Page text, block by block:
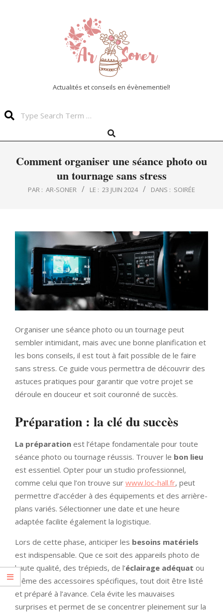
Actualités et conseils en évènementiel!
Navigation
Menu
Search
Comment organiser une séance photo ou
un tournage sans stress
PAR : AR-SONER LE : 23 JUIN 2024 DANS : SOIRÉE
Organiser une séance photo ou un tournage peut
sembler intimidant, mais avec une bonne planification et
les bons conseils, il est tout à fait possible de le faire
sans stress. Ce guide vous permettra de découvrir des
astuces pratiques pour garantir que votre projet se
déroule en douceur et soit couronné de succès.
Préparation : la clé du succès
La préparation est l’étape fondamentale pour toute
séance photo ou tournage réussis. Trouver le bon lieu
est essentiel. Opter pour un studio professionnel,
comme celui que l’on trouve sur www.loc-hall.fr, peut
permettre d’accéder à des équipements et des arrière-
plans variés. Sélectionner une date et une heure
adaptée facilite également la logistique.
Lors de cette phase, anticiper les besoins matériels
est indispensable. Que ce soit des appareils photo de
haute qualité, des trépieds, de l’éclairage adéquat ou
même des accessoires spécifiques, tout doit être listé
et préparé à l’avance. Cela évite les mauvaises
surprises et permet de se concentrer pleinement sur la